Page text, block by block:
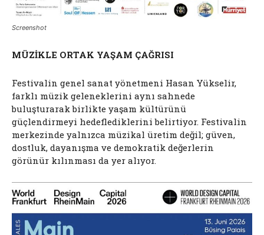
Screenshot
MÜZİKLE ORTAK YAŞAM ÇAĞRISI
Festivalin genel sanat yönetmeni Hasan Yükselir,
farklı müzik geleneklerini aynı sahnede
buluşturarak birlikte yaşam kültürünü
güçlendirmeyi hedeflediklerini belirtiyor. Festivalin
merkezinde yalnızca müzikal üretim değil; güven,
dostluk, dayanışma ve demokratik değerlerin
görünür kılınması da yer alıyor.